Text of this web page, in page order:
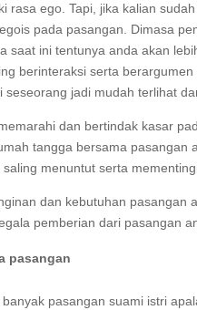
rasa ego. Tapi, jika kalian
pada pasangan. Dimasa
saat ini tentunya anda akan
berinteraksi serta
jadi mudah terlihat
dan bertindak kasar
tangga bersama pasangan
menuntut serta
dan kebutuhan pasangan
pemberian dari pasangan
pasangan
pasangan suami istri